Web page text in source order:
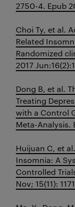
2750-4. Epub
Choi Ty, et al.
Related
Randomized
2017
Dong B, et al.
Treating
with a Control
Meta-Analysis.
Huijuan C, et
Insomnia: A
Controlled
Nov; 15(11):